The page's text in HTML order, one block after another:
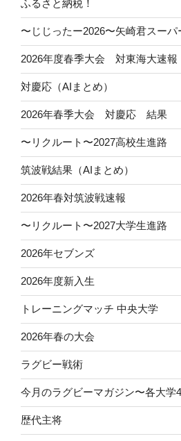
ふるさと納税！
〜じじったー2026〜矢崎君スー
2026年度春季大会 対東海大速報
対慶応（AIまとめ）
2026年春季大会 対慶応 結果
〜リクルート〜2027高校生進路
筑波戦結果（AIまとめ）
2026年春対筑波戦速報
〜リクルート〜2027大学生進路
2026年セブンズ
2026年度新入生
トレーニングマッチ 中央大学
2026年春の大会
ラグビー戦術
今月のラグビーマガジン〜各大学
歴代主将